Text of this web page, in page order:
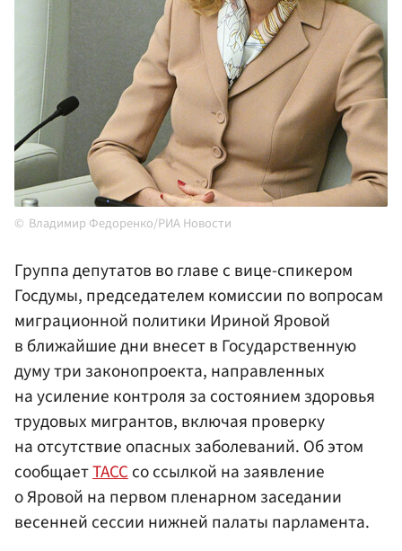
Владимир Федоренко/РИА Новости
Группа депутатов во главе с вице-спикером
Госдумы, председателем комиссии по вопросам
миграционной политики Ириной Яровой
в ближайшие дни внесет в Государственную
думу три законопроекта, направленных
на усиление контроля за состоянием здоровья
трудовых мигрантов, включая проверку
на отсутствие опасных заболеваний. Об этом
сообщаетТАССсо ссылкой на заявление
о Яровой на первом пленарном заседании
весенней сессии нижней палаты парламента.